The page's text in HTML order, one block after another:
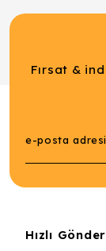
Fırsat &
Hızlı